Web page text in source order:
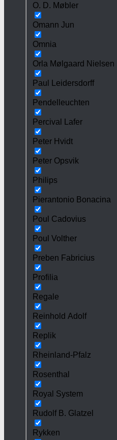
O. D. Møbler
Omann Jun
Omnia
Orla Mølgaard Nielsen
Paul Leidersdorff
Pendelleuchten
Percival Lafer
Peter Hvidt
Peter Opsvik
Philips
Pierantonio Bonacina
Poul Cadovius
Poul Volther
Preben Fabricius
Profilia
Regale
Reinhold Adolf
Replik
Rheinland-Pfalz
Rosenthal
Royal System
Rudolf B. Glatzel
Rykken